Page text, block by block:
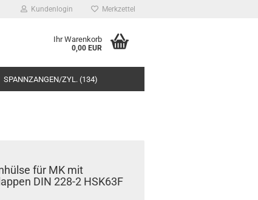
Kundenlogin Merkzettel
Ihr Warenkorb
0,00 EUR
SPANNZANGEN/ZYL. (134)
für MK mit
DIN 228-2 HSK63F